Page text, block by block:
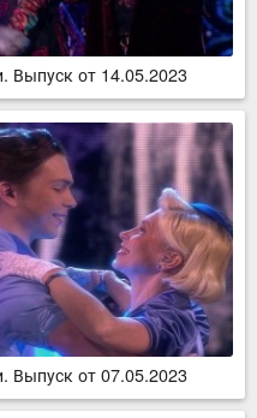
Выпуск от 14.05.2023
Выпуск от 07.05.2023